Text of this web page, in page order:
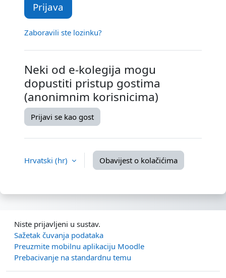
Prijava
Zaboravili ste lozinku?
Neki od e-kolegija mogu
dopustiti pristup gostima
(anonimnim korisnicima)
Prijavi se kao gost
Hrvatski ‎(hr)‎ Obavijest o kolačićima
Niste prijavljeni u sustav.
Sažetak čuvanja podataka
Preuzmite mobilnu aplikaciju Moodle
Prebacivanje na standardnu temu